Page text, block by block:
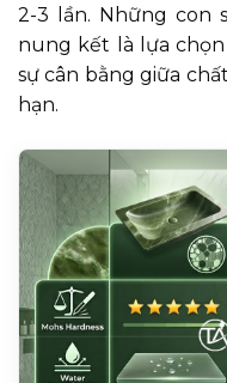
2-3 lần. Những con
nung kết là lựa
sự cân bằng giữa
hạn.